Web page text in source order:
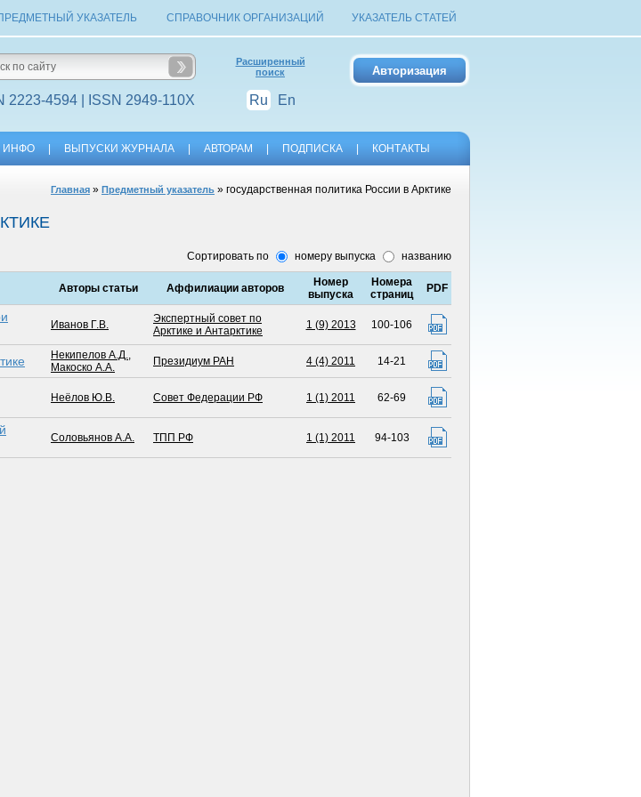
УКАЗАТЕЛЬ СПРАВОЧНИК ОРГАНИЗАЦИЙ УКАЗАТЕЛЬ СТАТЕЙ
2223-4594 | ISSN 2949-110X
Расширенный
поиск
Ru En
ИНФО ВЫПУСКИ ЖУРНАЛА АВТОРАМ ПОДПИСКА КОНТАКТЫ
Главная » Предметный указатель » государственная политика России в Арктике
Сортировать по номеру выпуска названию
Авторы статьи Аффилиации авторов
Номер
выпуска
Номера
страниц
PDF
Иванов Г.В.
Экспертный совет по
Арктике и Антарктике
1 (9) 2013 100-106
Некипелов А.Д.,
Макоско А.А.
Президиум РАН 4 (4) 2011 14-21
Неёлов Ю.В. Совет Федерации РФ 1 (1) 2011 62-69
Соловьянов А.А. ТПП РФ 1 (1) 2011 94-103